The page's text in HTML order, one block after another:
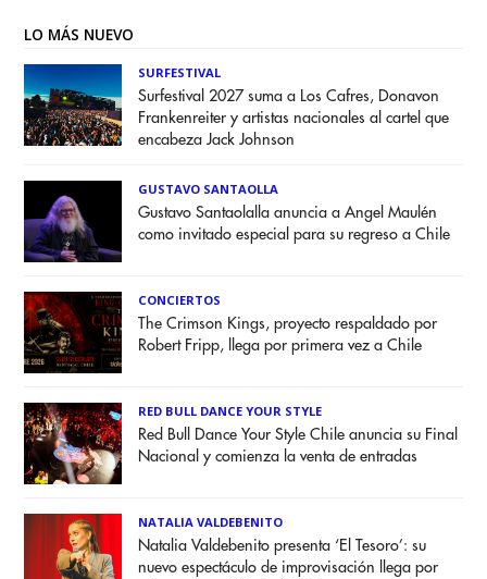
LO MÁS NUEVO
SURFESTIVAL
Surfestival 2027 suma a Los Cafres, Donavon
Frankenreiter y artistas nacionales al cartel que
encabeza Jack Johnson
GUSTAVO SANTAOLLA
Gustavo Santaolalla anuncia a Angel Maulén
como invitado especial para su regreso a Chile
CONCIERTOS
The Crimson Kings, proyecto respaldado por
Robert Fripp, llega por primera vez a Chile
RED BULL DANCE YOUR STYLE
Red Bull Dance Your Style Chile anuncia su Final
Nacional y comienza la venta de entradas
NATALIA VALDEBENITO
Natalia Valdebenito presenta ‘El Tesoro’: su
nuevo espectáculo de improvisación llega por